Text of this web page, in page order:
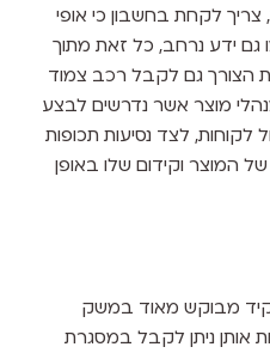
לקחת בחשבון כי אופי
ידע נרחב, כל זאת מתוך
גם לקבל רכב צמוד
מוצר אשר נדרשים לבצע
לצד נסיעות תכופות
וקידום שלו באופן
מבוקש מאוד במשק
ניתן לקבל במסגרת